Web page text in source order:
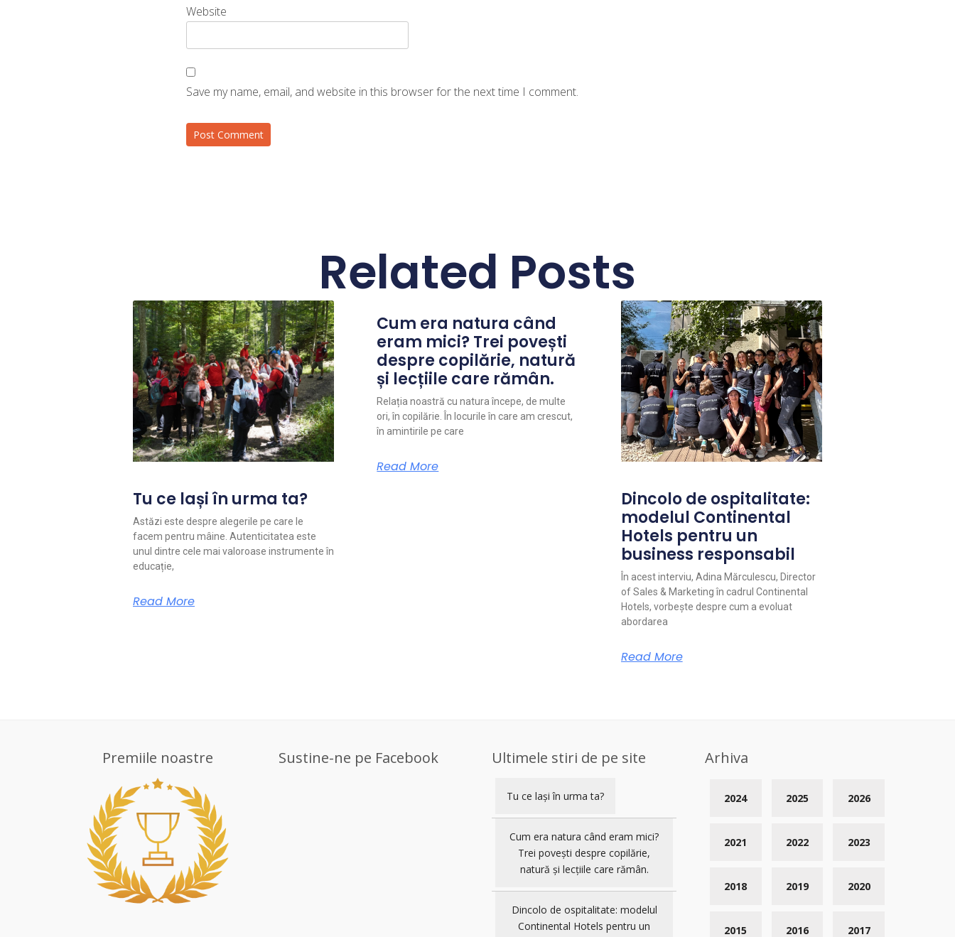
Website
Save my name, email, and website in this browser for the next time I comment.
Related Posts
Tu ce lași în urma ta?
Astăzi este despre alegerile pe care le
facem pentru mâine. Autenticitatea este
unul dintre cele mai valoroase instrumente în
educație,
Read More
Cum era natura când
eram mici? Trei povești
despre copilărie, natură
și lecțiile care rămân.
Relația noastră cu natura începe, de multe
ori, în copilărie. În locurile în care am crescut,
în amintirile pe care
Read More
Dincolo de ospitalitate:
modelul Continental
Hotels pentru un
business responsabil
În acest interviu, Adina Mărculescu, Director
of Sales & Marketing în cadrul Continental
Hotels, vorbește despre cum a evoluat
abordarea
Read More
Premiile noastre Sustine-ne pe Facebook Ultimele stiri de pe site
Tu ce lași în urma ta?
Cum era natura când eram mici?
Trei povești despre copilărie,
natură și lecțiile care rămân.
Dincolo de ospitalitate: modelul
Continental Hotels pentru un
Arhiva
2026
2025
2024
2023
2022
2021
2020
2019
2018
2017
2016
2015